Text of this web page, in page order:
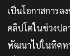
เป็นโอกาสการล
คลิปโตในช่วงป
พัฒนาไปในทิศท